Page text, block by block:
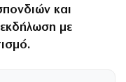
και
εκδήλωση με